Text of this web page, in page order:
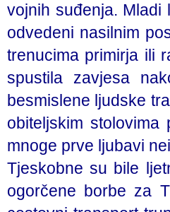
vojnih suđenja. Mladi
odvedeni nasilnim
trenucima primirja ili
spustila zavjesa
besmislene ljudske
obiteljskim
mnoge prve ljubavi
Tjeskobne su bile
ogorčene borbe za